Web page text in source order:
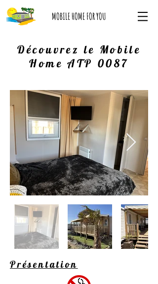
MOBILE HOME FOR YOU
Découvrez le Mobile
Home ATP 0087
Présentation